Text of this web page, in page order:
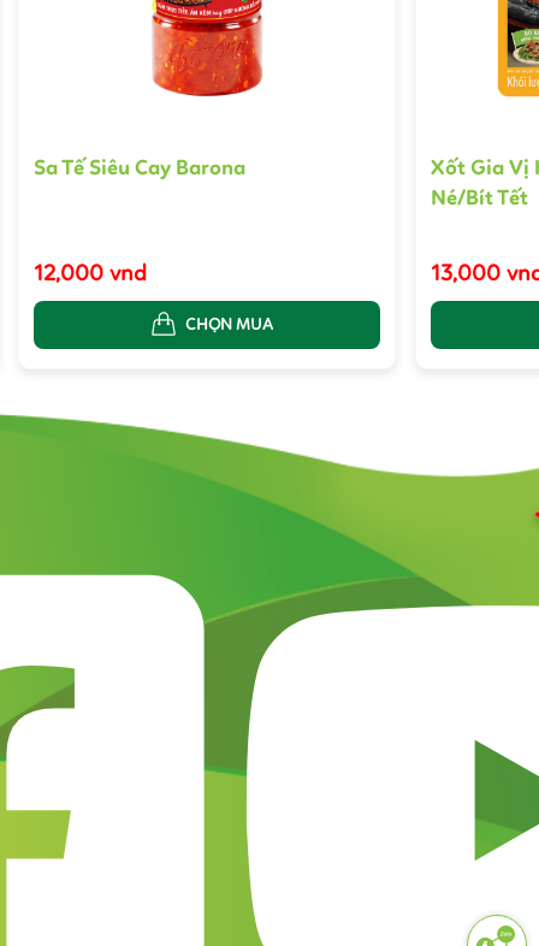
Sa Tế Siêu Cay Barona
12,000 vnd
CHỌN MUA
Xốt Gia Vị
Né/Bít Tết
13,000